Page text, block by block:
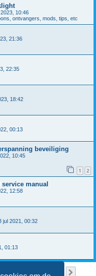
10:46
ontvangers, mods, tips, etc
21:36
22:35
18:42
00:13
beveiliging
10:45
1 2
manual
12:58
jul 2021, 00:32
01:13
van
2 3 4 5 …